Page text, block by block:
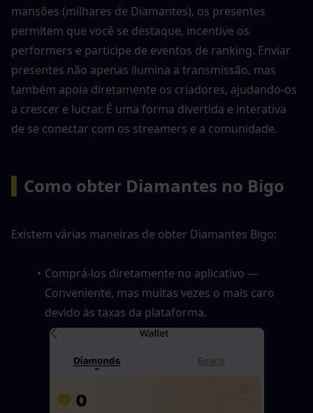
mansões (milhares de Diamantes), os presentes
permitem que você se destaque, incentive os
performers e participe de eventos de ranking. Enviar
presentes não apenas ilumina a transmissão, mas
também apoia diretamente os criadores, ajudando-os
a crescer e lucrar. É uma forma divertida e interativa
de se conectar com os streamers e a comunidade.
Como obter Diamantes no Bigo
Existem várias maneiras de obter Diamantes Bigo:
Comprá-los diretamente no aplicativo —
Conveniente, mas muitas vezes o mais caro
devido às taxas da plataforma.